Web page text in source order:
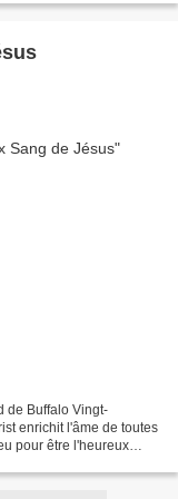
de Buffalo Vingt-
enrichit l'âme de toutes
pour être l'heureux